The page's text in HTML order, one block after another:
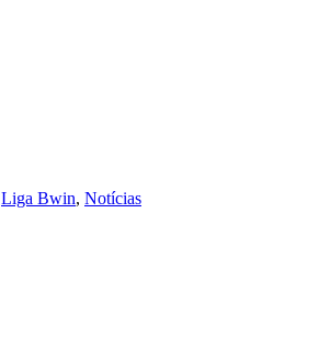
Liga Bwin, Notícias